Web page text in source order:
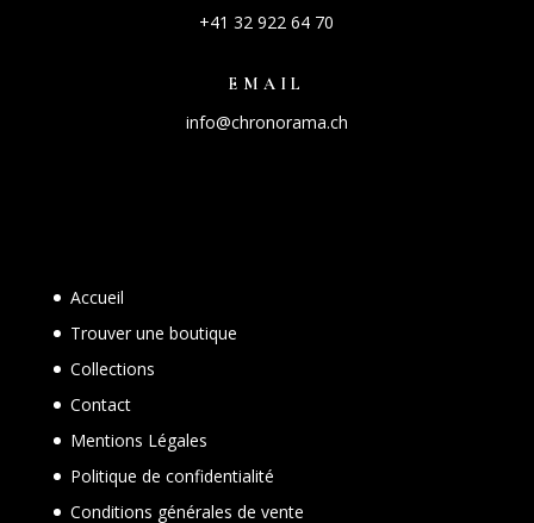
+41 32 922 64 70
EMAIL
info@chronorama.ch
Accueil
Trouver une boutique
Collections
Contact
Mentions Légales
Politique de confidentialité
Conditions générales de vente